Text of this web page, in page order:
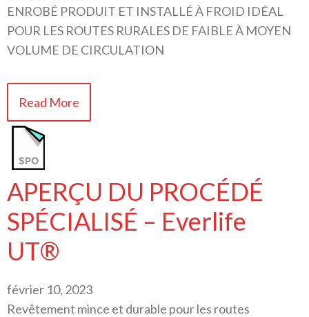
ENROBÉ PRODUIT ET INSTALLÉ À FROID IDÉAL
POUR LES ROUTES RURALES DE FAIBLE À MOYEN
VOLUME DE CIRCULATION
Read More
APERÇU DU PROCÉDÉ
SPÉCIALISÉ – Everlife
UT®
février 10, 2023
Revêtement mince et durable pour les routes